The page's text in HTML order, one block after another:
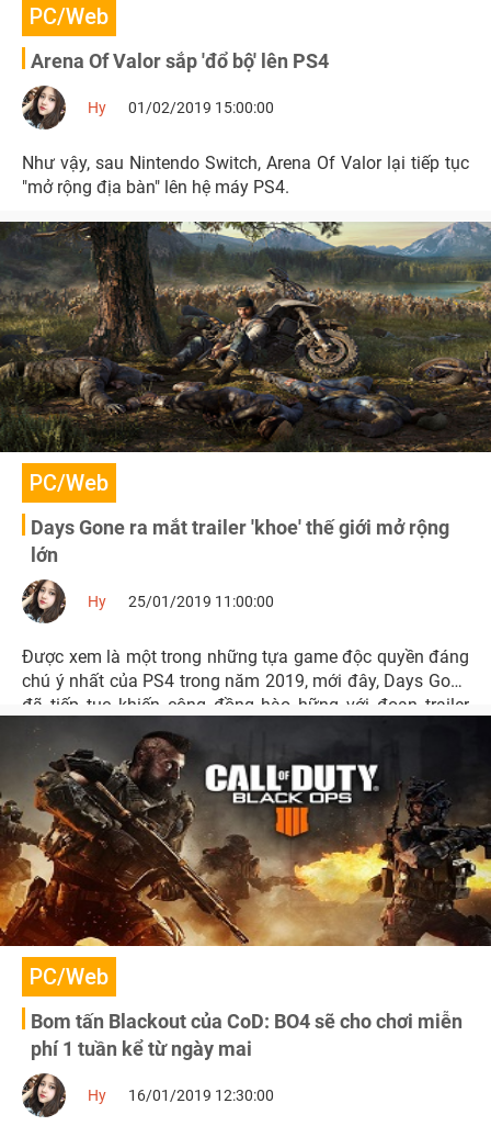
PC/Web
Arena Of Valor sắp 'đổ bộ' lên PS4
Hy 01/02/2019 15:00:00
Như vậy, sau Nintendo Switch, Arena Of Valor lại tiếp tục
"mở rộng địa bàn" lên hệ máy PS4.
PC/Web
Days Gone ra mắt trailer 'khoe' thế giới mở rộng
lớn
Hy 25/01/2019 11:00:00
Được xem là một trong những tựa game độc quyền đáng
chú ý nhất của PS4 trong năm 2019, mới đây, Days Gone
đã tiếp tục khiến cộng đồng hào hững với đoạn trailer
mới với tựa "Riding The Broken Road".
PC/Web
Bom tấn Blackout của CoD: BO4 sẽ cho chơi miễn
phí 1 tuần kể từ ngày mai
Hy 16/01/2019 12:30:00